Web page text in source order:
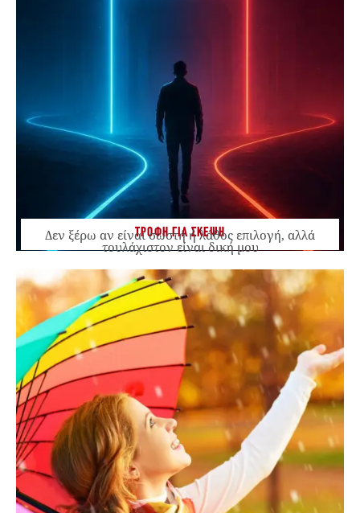
ΤΡΟΦΗ ΓΙΑ ΣΚΕΨΗ
Δεν ξέρω αν είναι σωστή ή λάθος επιλογή, αλλά
τουλάχιστον είναι δική μου